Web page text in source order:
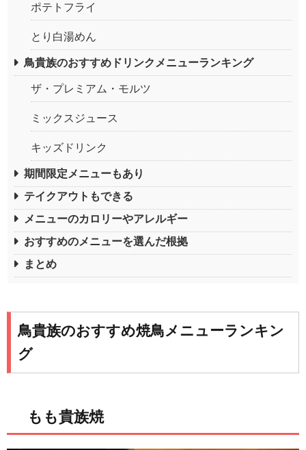
ポテトフライ
とり白湯めん
鳥貴族のおすすめドリンクメニューランキング
ザ・プレミアム・モルツ
ミックスジュース
キッズドリンク
期間限定メニューもあり
テイクアウトもできる
メニューのカロリーやアレルギー
おすすめのメニューを選んだ根拠
まとめ
鳥貴族のおすすめ焼鳥メニューランキン
グ
もも貴族焼